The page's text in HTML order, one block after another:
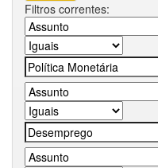
Filtros correntes: